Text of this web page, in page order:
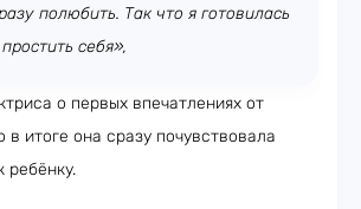
полюбить. Так что я готовилась
себя»,
о первых впечатлениях от
в итоге она сразу почувствовала
ребёнку.